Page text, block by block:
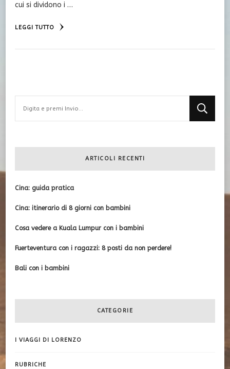
cui si dividono i …
LEGGI TUTTO
qualcosa?
ARTICOLI RECENTI
Cina: guida pratica
Cina: itinerario di 8 giorni con bambini
Cosa vedere a Kuala Lumpur con i bambini
Fuerteventura con i ragazzi: 8 posti da non perdere!
Bali con i bambini
CATEGORIE
I VIAGGI DI LORENZO
RUBRICHE